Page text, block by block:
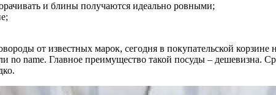
и блины получаются идеально ровными;
от известных марок, сегодня в покупательской корзине
no name. Главное преимущество такой посуды – дешевизна.